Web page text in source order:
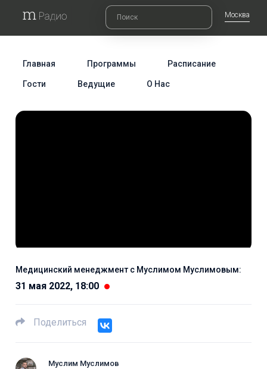
Москва
Главная Программы Расписание
Гости Ведущие О Нас
Медицинский менеджмент с Муслимом Муслимовым:
31 мая 2022, 18:00
Поделиться
Муслим Муслимов